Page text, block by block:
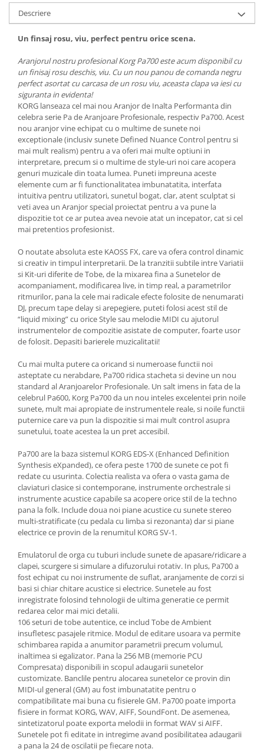
Instrumente traditionale
Accesorii DJ
Accesorii Pick-up si Vinyl
Case-uri DJ
CD Playere DJ
Console DJ
Controllere MIDI - USB DAW
Genti pentru DJ
Mixere DJ
Platane DJ
Samplere si controllere
Stative si pupitre DJ
Cabluri si conectori
Cabluri adaptoare, cabluri Y
Cabluri audio
Cabluri de boxe
Cabluri de instrumente
Cabluri de microfon
Cabluri DMX
Cabluri la metru
Cabluri MIDI si audio digitale
Cabluri multicore
Conectori
Standuri stative si pupitre
Accesorii stative
Stative de partituri
Case-uri, rack, huse si genti
Case-uri universale
Pachete si bundle
Casti Audio
Amplificatoare de casti
Cabluri Earpad si accesorii de casti
Casti broadcast si Casti cu Microfon
Casti DJ
Casti Hi-fi
Casti In ear pentru monitorizare
Casti Noise Cancelling
Casti Studio
Casti wireless / fara fir
Idei de cadouri
Descriere
Un finsaj rosu, viu, perfect pentru orice scena.
Aranjorul nostru profesional Korg Pa700 este acum disponibil cu
un finisaj rosu deschis, viu. Cu un nou panou de comanda negru
perfect asortat cu carcasa de un rosu viu, aceasta clapa va iesi cu
siguranta in evidenta!
KORG lanseaza cel mai nou Aranjor de Inalta Performanta din
celebra serie Pa de Aranjoare Profesionale, respectiv Pa700. Acest
nou aranjor vine echipat cu o multime de sunete noi
exceptionale (inclusiv sunete Defined Nuance Control pentru si
mai mult realism) pentru a va oferi mai multe optiuni in
interpretare, precum si o multime de style-uri noi care acopera
genuri muzicale din toata lumea. Puneti impreuna aceste
elemente cum ar fi functionalitatea imbunatatita, interfata
intuitiva pentru utilizatori, sunetul bogat, clar, atent sculptat si
veti avea un Aranjor special proiectat pentru a va pune la
dispozitie tot ce ar putea avea nevoie atat un incepator, cat si cel
mai pretentios profesionist.
O noutate absoluta este KAOSS FX, care va ofera control dinamic
si creativ in timpul interpretarii. De la tranzitii subtile intre Variatii
si Kit-uri diferite de Tobe, de la mixarea fina a Sunetelor de
acompaniament, modificarea live, in timp real, a parametrilor
ritmurilor, pana la cele mai radicale efecte folosite de nenumarati
DJ, precum tape delay si arepegiere, puteti folosi acest stil de
“liquid mixing” cu orice Style sau melodie MIDI cu ajutorul
instrumentelor de compozitie asistate de computer, foarte usor
de folosit. Depasiti barierele muzicalitatii!
Cu mai multa putere ca oricand si numeroase functii noi
asteptate cu nerabdare, Pa700 ridica stacheta si devine un nou
standard al Aranjoarelor Profesionale. Un salt imens in fata de la
celebrul Pa600, Korg Pa700 da un nou inteles excelentei prin noile
sunete, mult mai apropiate de instrumentele reale, si noile functii
puternice care va pun la dispozitie si mai mult control asupra
sunetului, toate acestea la un pret accesibil.
Pa700 are la baza sistemul KORG EDS-X (Enhanced Definition
Synthesis eXpanded), ce ofera peste 1700 de sunete ce pot fi
redate cu usurinta. Colectia realista va ofera o vasta gama de
claviaturi clasice si contemporane, instrumente orchestrale si
instrumente acustice capabile sa acopere orice stil de la techno
pana la folk. Include doua noi piane acustice cu sunete stereo
multi-stratificate (cu pedala cu limba si rezonanta) dar si piane
electrice ce provin de la renumitul KORG SV-1.
Emulatorul de orga cu tuburi include sunete de apasare/ridicare a
clapei, scurgere si simulare a difuzorului rotativ. In plus, Pa700 a
fost echipat cu noi instrumente de suflat, aranjamente de corzi si
basi si chiar chitare acustice si electrice. Sunetele au fost
inregistrate folosind tehnologii de ultima generatie ce permit
redarea celor mai mici detalii.
106 seturi de tobe autentice, ce includ Tobe de Ambient
insufletesc pasajele ritmice. Modul de editare usoara va permite
schimbarea rapida a anumitor parametrii precum volumul,
inaltimea si egalizator. Pana la 256 MB (memorie PCU
Compresata) disponibili in scopul adaugarii sunetelor
customizate. Banclile pentru alocarea sunetelor ce provin din
MIDI-ul general (GM) au fost imbunatatite pentru o
compatibilitate mai buna cu fisierele GM. Pa700 poate importa
fisiere in format KORG, WAV, AIFF, SoundFont. De asemenea,
sintetizatorul poate exporta melodii in format WAV si AIFF.
Sunetele pot fi editate in intregime avand posibilitatea adaugarii
a pana la 24 de oscilatii pe fiecare nota.